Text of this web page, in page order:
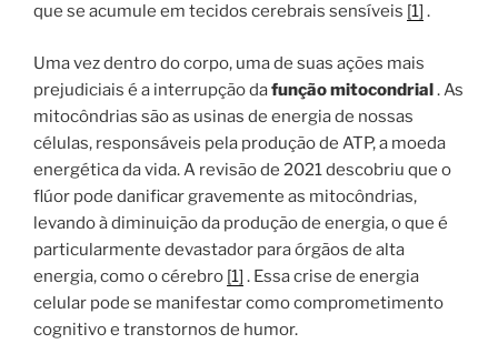
que se acumule em tecidos cerebrais sensíveis [1] .
Uma vez dentro do corpo, uma de suas ações mais
prejudiciais é a interrupção dafunção mitocondrial. As
mitocôndrias são as usinas de energia de nossas
células, responsáveis ​​pela produção de ATP, a moeda
energética da vida. A revisão de 2021 descobriu que o
flúor pode danificar gravemente as mitocôndrias,
levando à diminuição da produção de energia, o que é
particularmente devastador para órgãos de alta
energia, como o cérebro [1] . Essa crise de energia
celular pode se manifestar como comprometimento
cognitivo e transtornos de humor.